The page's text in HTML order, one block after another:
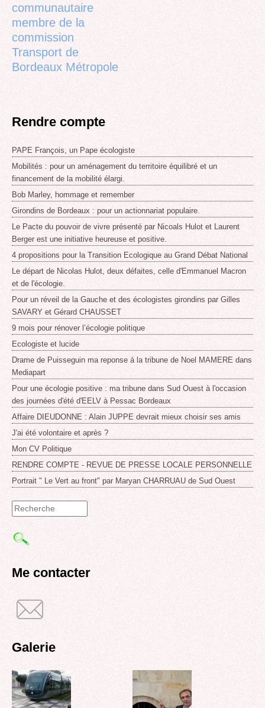
communautaire
membre de la
commission
Transport de
Bordeaux Métropole
Rendre compte
PAPE François, un Pape écologiste
Mobilités : pour un aménagement du territoire équilibré et un
financement de la mobilité élargi.
Bob Marley, hommage et remember
Girondins de Bordeaux : pour un actionnariat populaire.
Le Pacte du pouvoir de vivre présenté par Nicoals Hulot et Laurent
Berger est une initiative heureuse et positive.
4 propositions pour la Transition Ecologique au Grand Débat National
Le départ de Nicolas Hulot, deux défaites, celle d'Emmanuel Macron
et de l'écologie.
Pour un réveil de la Gauche et des écologistes girondins par Gilles
SAVARY et Gérard CHAUSSET
9 mois pour rénover l’écologie politique
Ecologiste et lucide
Drame de Puisseguin ma reponse á la tribune de Noel MAMERE dans
Mediapart
Pour une écologie positive : ma tribune dans Sud Ouest à l'occasion
des journées d'été d'EELV à Pessac Bordeaux
Affaire DIEUDONNE : Alain JUPPE devrait mieux choisir ses amis
J'ai été volontaire et après ?
Mon CV Politique
RENDRE COMPTE - REVUE DE PRESSE LOCALE PERSONNELLE
Portrait " Le Vert au front" par Maryan CHARRUAU de Sud Ouest
Formulaire
de
recherche
Me contacter
Galerie